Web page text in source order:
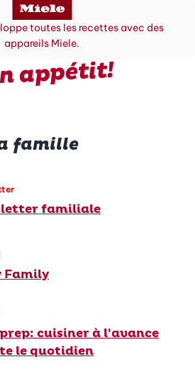
toutes les recettes avec des
appareils Miele.
appétit!
famille
familiale
Family
cuisiner à l'avance
le quotidien